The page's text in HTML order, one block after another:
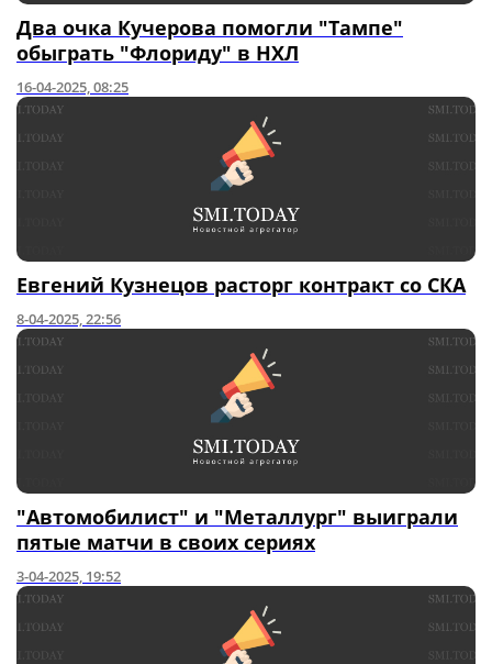
Два очка Кучерова помогли "Тампе"
обыграть "Флориду" в НХЛ
16-04-2025, 08:25
Евгений Кузнецов расторг контракт со СКА
8-04-2025, 22:56
"Автомобилист" и "Металлург" выиграли
пятые матчи в своих сериях
3-04-2025, 19:52